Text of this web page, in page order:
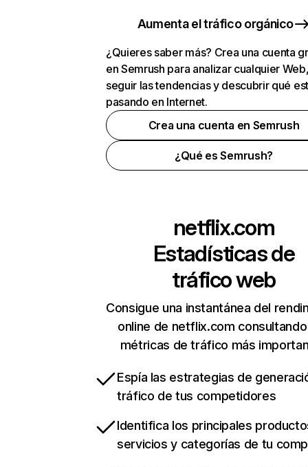
Aumenta el tráfico orgánico
¿Quieres saber más? Crea una cuenta
en Semrush para analizar cualquier
seguir las tendencias y descubrir qué
pasando en Internet.
Crea una cuenta en Semrush
¿Qué es Semrush?
netflix.com
Estadísticas de
tráfico web
Consigue una instantánea del
online de netflix.com
métricas de tráfico más
Espía las estrategias de
tráfico de tus competidores
Identifica los principales
servicios y categorías de tu